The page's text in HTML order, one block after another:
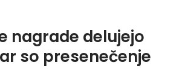
nagrade delujejo
so presenečenje